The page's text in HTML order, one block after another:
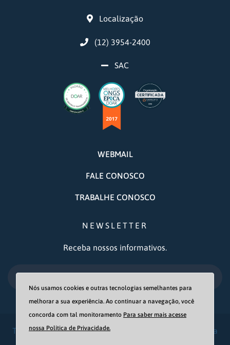
Localização
(12) 3954-2400
SAC
WEBMAIL
FALE CONOSCO
TRABALHE CONOSCO
NEWSLETTER
Receba nossos informativos.
OK
Todos os direitos reservados - Associação Casa Fonte da
Nós usamos cookies e outras tecnologias semelhantes para
melhorar a sua experiência. Ao continuar a navegação, você
concorda com tal monitoramento Para saber mais acesse
nossa Política de Privacidade.